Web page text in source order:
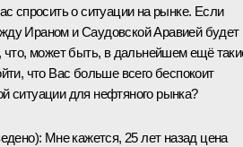
спросить о ситуации на рынке. Если
Ираном и Саудовской Аравией будет
что, может быть, в дальнейшем ещё
что Вас больше всего беспокоит
ситуации для нефтяного рынка?
: Мне кажется, 25 лет назад цена